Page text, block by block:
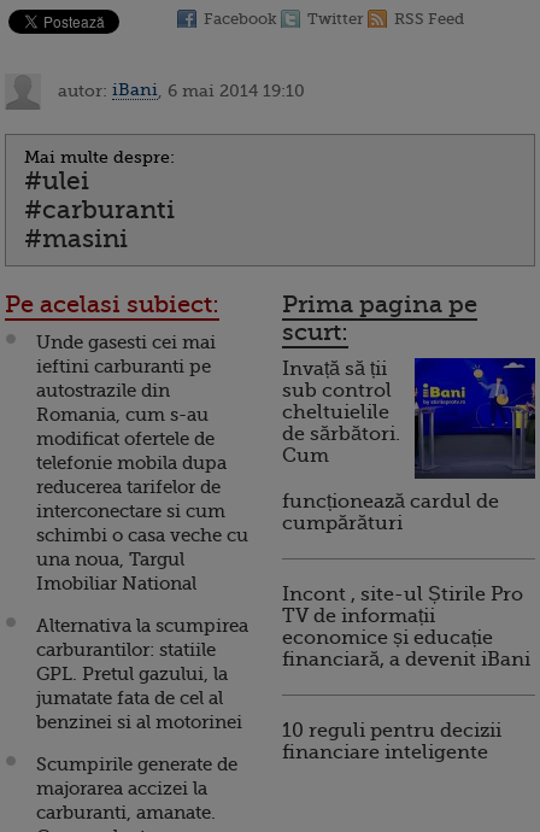
Facebook Twitter RSS Feed
autor: iBani , 6 mai 2014 19:10
Mai multe despre:
#ulei
#carburanti
#masini
Pe acelasi subiect:
Unde gasesti cei mai
ieftini carburanti pe
autostrazile din
Romania, cum s-au
modificat ofertele de
telefonie mobila dupa
reducerea tarifelor de
interconectare si cum
schimbi o casa veche cu
una noua, Targul
Imobiliar National
Alternativa la scumpirea
carburantilor: statiile
GPL. Pretul gazului, la
jumatate fata de cel al
benzinei si al motorinei
Scumpirile generate de
majorarea accizei la
carburanti, amanate.
Prima pagina pe
scurt:
Invață să ții
sub control
cheltuielile
de sărbători.
Cum
funcționează cardul de
cumpărături
Incont , site-ul Știrile Pro
TV de informații
economice și educație
financiară, a devenit iBani
10 reguli pentru decizii
financiare inteligente